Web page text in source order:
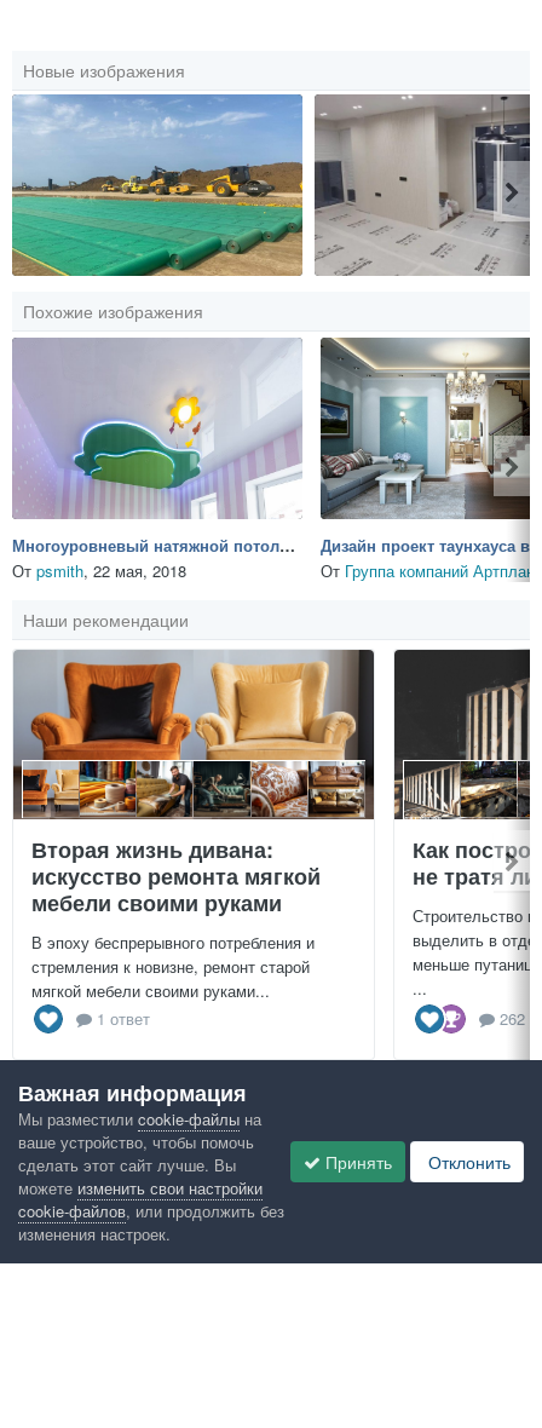
Новые изображения
Похожие изображения
Многоуровневый натяжной потолок в детской
От psmith, 22 мая, 2018 От Группа компаний
Наши рекомендации
Вторая жизнь дивана:
искусство ремонта мягкой
мебели своими руками
В эпоху беспрерывного потребления и
стремления к новизне, ремонт старой
мягкой мебели своими руками...
1 ответ
Как
не тратя
Строительство
выделить в
меньше
...
262
Посмотреть всё
Google рекомендует
Важная информация
Мы разместили cookie-файлы на
ваше устройство, чтобы помочь
сделать этот сайт лучше. Вы
можете изменить свои настройки
cookie-файлов, или продолжить без
изменения настроек.
Принять Отклонить